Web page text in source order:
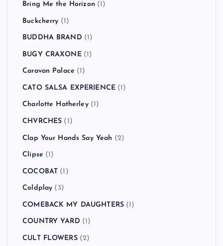
Bring Me the Horizon (1)
Buckcherry (1)
BUDDHA BRAND (1)
BUGY CRAXONE(1)
Caravan Palace (1)
CATO SALSA EXPERIENCE (1)
Charlotte Hatherley(1)
CHVRCHES (1)
Clap Your Hands Say Yeah (2)
Clipse (1)
COCOBAT (1)
Coldplay (3)
COMEBACK MY DAUGHTERS (1)
COUNTRY YARD (1)
CULT FLOWERS(2)